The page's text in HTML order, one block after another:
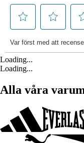
Loading...
Loading...
Alla våra